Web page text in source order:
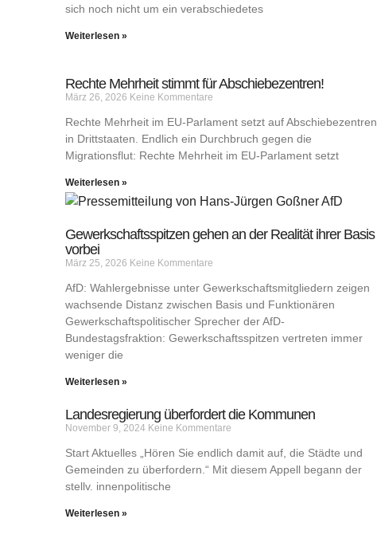
sich noch nicht um ein verabschiedetes
Weiterlesen »
Rechte Mehrheit stimmt für Abschiebezentren!
März 26, 2026 Keine Kommentare
Rechte Mehrheit im EU-Parlament setzt auf Abschiebezentren
in Drittstaaten. Endlich ein Durchbruch gegen die
Migrationsflut: Rechte Mehrheit im EU-Parlament setzt
Weiterlesen »
Gewerkschaftsspitzen gehen an der Realität ihrer Basis
vorbei
März 25, 2026 Keine Kommentare
AfD: Wahlergebnisse unter Gewerkschaftsmitgliedern zeigen
wachsende Distanz zwischen Basis und Funktionären
Gewerkschaftspolitischer Sprecher der AfD-
Bundestagsfraktion: Gewerkschaftsspitzen vertreten immer
weniger die
Weiterlesen »
Landesregierung überfordert die Kommunen
November 9, 2024 Keine Kommentare
Start Aktuelles „Hören Sie endlich damit auf, die Städte und
Gemeinden zu überfordern.“ Mit diesem Appell begann der
stellv. innenpolitische
Weiterlesen »